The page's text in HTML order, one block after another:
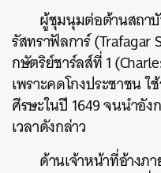
ผู้ชุมนุมต่อต้านสถา
รัสทราฟัลการ์
กษัตริย์ชาร์ลส์ที่ 1
เพราะคดโกงประชาชน
ศีรษะในปี 1649 จนนำอั
เวลาดังกล่าว
ด้านเจ้าหน้าที่อ้างภ